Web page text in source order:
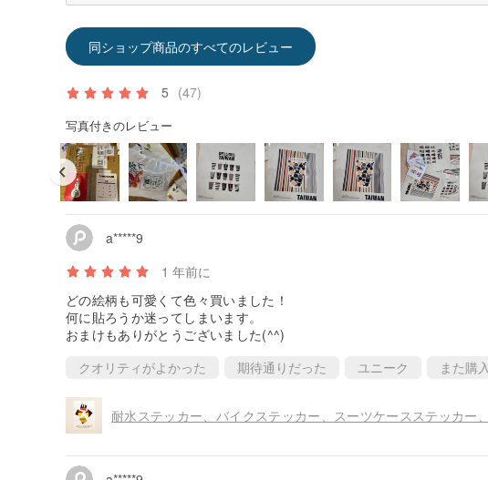
同ショップ商品のすべてのレビュー
5 (47)
写真付きのレビュー
a*****9
1 年前に
どの絵柄も可愛くて色々買いました！
何に貼ろうか迷ってしまいます。
おまけもありがとうございました(^^)
クオリティがよかった
期待通りだった ユニーク また購